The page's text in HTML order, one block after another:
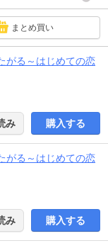
まとめ買い
がる～はじめての恋
み 購入する
がる～はじめての恋
み 購入する